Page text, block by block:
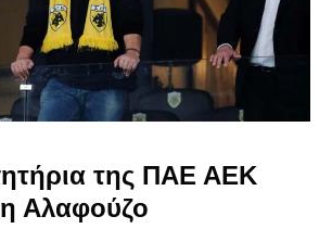
της ΠΑΕ ΑΕΚ
Αλαφούζο